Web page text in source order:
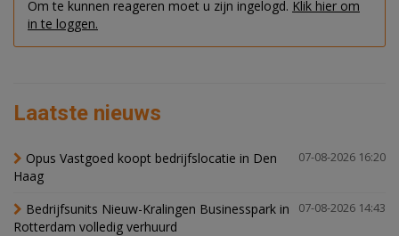
Om te kunnen reageren moet u zijn ingelogd. Klik hier om
in te loggen.
Laatste nieuws
07-08-2026 16:20
Opus Vastgoed koopt bedrijfslocatie in Den
Haag
07-08-2026 14:43
Bedrijfsunits Nieuw-Kralingen Businesspark in
Rotterdam volledig verhuurd